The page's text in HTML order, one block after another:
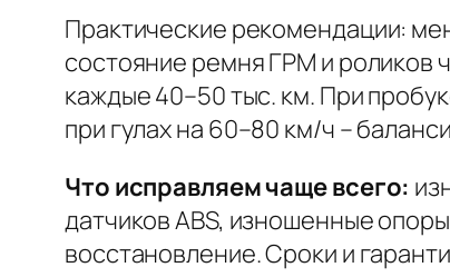
Практические рекомендации:
состояние ремня ГРМ и роликов
каждые 40–50 тыс. км. При
при гулах на 60–80 км/ч –
Что исправляем чаще всего:
датчиков ABS, изношенные
восстановление. Сроки и